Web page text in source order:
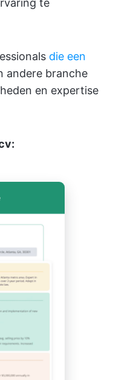
te
die een
andere branche
en expertise